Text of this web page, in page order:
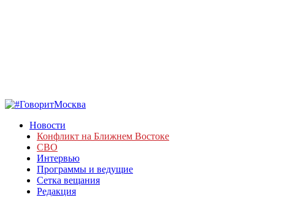
Новости
Конфликт на Ближнем Востоке
СВО
Интервью
Программы и ведущие
Сетка вещания
Редакция